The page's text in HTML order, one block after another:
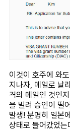
이것이 호주에 와
지나자, 메일로 날
격의 메일인 것인
을 빌려 승인이 떨
발생! 분명히 일본
상태로 들어갔었